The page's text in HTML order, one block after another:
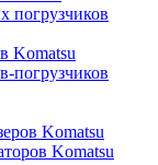
погрузчиков
Komatsu
погрузчиков
Komatsu
Komatsu